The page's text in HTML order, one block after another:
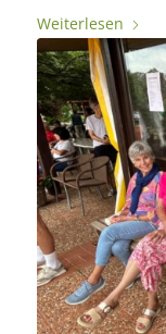
Weiterlesen